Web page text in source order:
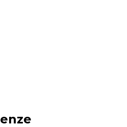
Esperienze